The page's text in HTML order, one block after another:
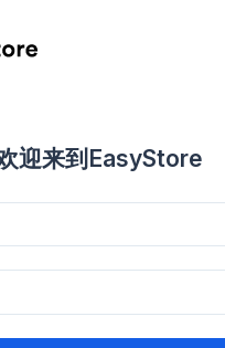
迎来到EasyStore